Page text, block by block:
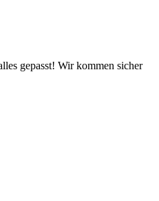
gepasst! Wir kommen sicher